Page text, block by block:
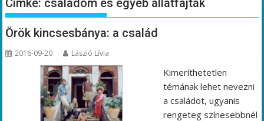
Címke: családom és egyéb állatfajták
Örök kincsesbánya: a család
2016-09-20 László Lívia
Kimeríthetetlen
témának lehet nevezni
a családot, ugyanis
rengeteg színesebbnél